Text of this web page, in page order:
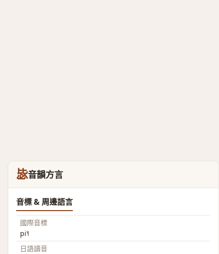
毖音韻方言
音標 & 周邊語言
國際音標
pi˥˧
日語讀音